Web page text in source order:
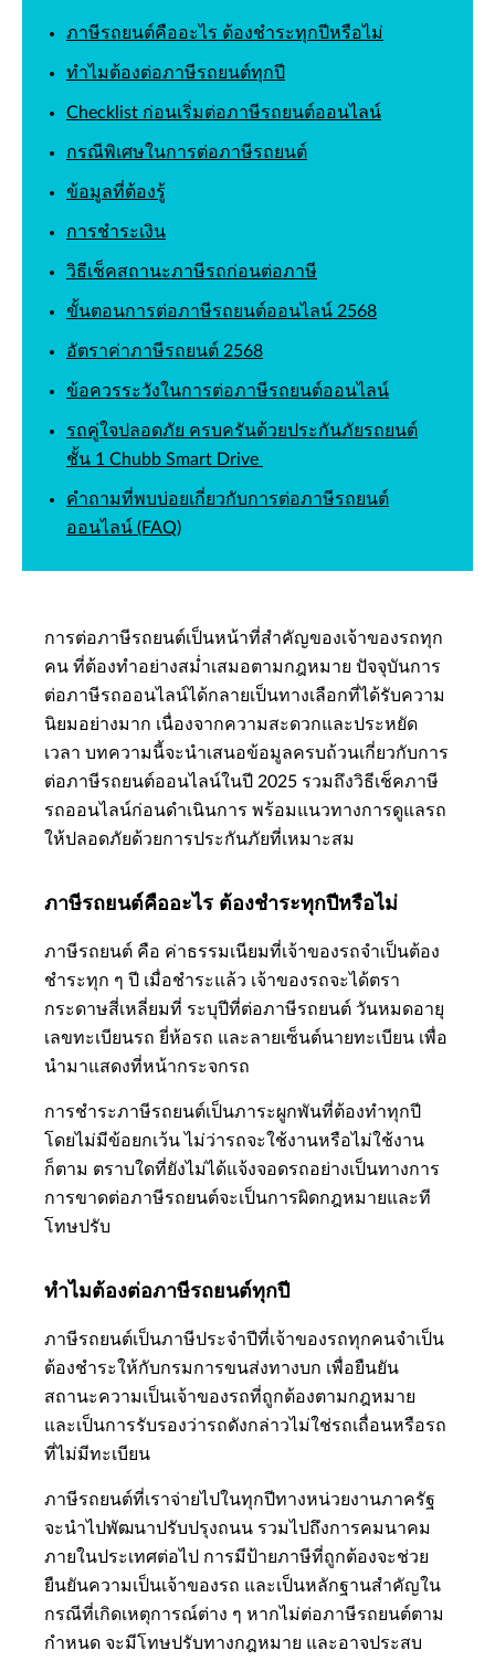
ภาษีรถยนต์คืออะไร ต้องชำระทุกปีหรือไม่
ทำไมต้องต่อภาษีรถยนต์ทุกปี
Checklist ก่อนเริ่มต่อภาษีรถยนต์ออนไลน์
กรณีพิเศษในการต่อภาษีรถยนต์
ข้อมูลที่ต้องรู้
การชำระเงิน
วิธีเช็คสถานะภาษีรถก่อนต่อภาษี
ขั้นตอนการต่อภาษีรถยนต์ออนไลน์ 2568
อัตราค่าภาษีรถยนต์ 2568
ข้อควรระวังในการต่อภาษีรถยนต์ออนไลน์
รถคู่ใจปลอดภัย ครบครันด้วยประกันภัยรถยนต์
ชั้น 1 Chubb Smart Drive
คำถามที่พบบ่อยเกี่ยวกับการต่อภาษีรถยนต์
ออนไลน์ (FAQ)
การต่อภาษีรถยนต์เป็นหน้าที่สำคัญของเจ้าของรถทุก
คน ที่ต้องทำอย่างสม่ำเสมอตามกฎหมาย ปัจจุบันการ
ต่อภาษีรถออนไลน์ได้กลายเป็นทางเลือกที่ได้รับความ
นิยมอย่างมาก เนื่องจากความสะดวกและประหยัด
เวลา บทความนี้จะนำเสนอข้อมูลครบถ้วนเกี่ยวกับการ
ต่อภาษีรถยนต์ออนไลน์ในปี 2025 รวมถึงวิธีเช็คภาษี
รถออนไลน์ก่อนดำเนินการ พร้อมแนวทางการดูแลรถ
ให้ปลอดภัยด้วยการประกันภัยที่เหมาะสม
ภาษีรถยนต์คืออะไร ต้องชำระทุกปีหรือไม่
ภาษีรถยนต์ คือ ค่าธรรมเนียมที่เจ้าของรถจำเป็นต้อง
ชำระทุก ๆ ปี เมื่อชำระแล้ว เจ้าของรถจะได้ตรา
กระดาษสี่เหลี่ยมที่ ระบุปีที่ต่อภาษีรถยนต์ วันหมดอายุ
เลขทะเบียนรถ ยี่ห้อรถ และลายเซ็นต์นายทะเบียน เพื่อ
นำมาแสดงที่หน้ากระจกรถ
การชำระภาษีรถยนต์เป็นภาระผูกพันที่ต้องทำทุกปี
โดยไม่มีข้อยกเว้น ไม่ว่ารถจะใช้งานหรือไม่ใช้งาน
ก็ตาม ตราบใดที่ยังไม่ได้แจ้งจอดรถอย่างเป็นทางการ
การขาดต่อภาษีรถยนต์จะเป็นการผิดกฎหมายและที
โทษปรับ
ทำไมต้องต่อภาษีรถยนต์ทุกปี
ภาษีรถยนต์เป็นภาษีประจำปีที่เจ้าของรถทุกคนจำเป็น
ต้องชำระให้กับกรมการขนส่งทางบก เพื่อยืนยัน
สถานะความเป็นเจ้าของรถที่ถูกต้องตามกฎหมาย
และเป็นการรับรองว่ารถดังกล่าวไม่ใช่รถเถื่อนหรือรถ
ที่ไม่มีทะเบียน
ภาษีรถยนต์ที่เราจ่ายไปในทุกปีทางหน่วยงานภาครัฐ
จะนำไปพัฒนาปรับปรุงถนน รวมไปถึงการคมนาคม
ภายในประเทศต่อไป การมีป้ายภาษีที่ถูกต้องจะช่วย
ยืนยันความเป็นเจ้าของรถ และเป็นหลักฐานสำคัญใน
กรณีที่เกิดเหตุการณ์ต่าง ๆ หากไม่ต่อภาษีรถยนต์ตาม
กำหนด จะมีโทษปรับทางกฎหมาย และอาจประสบ